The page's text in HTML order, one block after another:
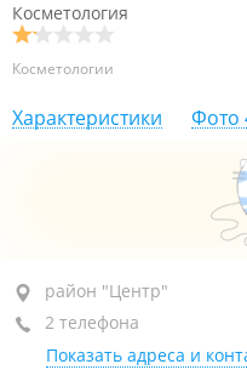
Косметология
Косметологии
Характеристики Фото
район "Центр", пр-т
+7 (423) 274-64-44
+7 914 704-64-44
район "Центр"
2 телефона
Показать адреса и